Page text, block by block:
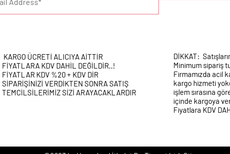
KARGO ÜCRETİ ALICIYA AİTTİR
FİYATLARA KDV DAHİL DEĞİLDİR..!
FİYATLAR KDV %20 + KDV DİR
SİPARİŞİNİZİ VERDİKTEN SONRA SATIŞ
TEMCİLSİLERİMİZ SİZİ ARAYACAKLARDIR
DİKKAT:
Minimum sipariş
Firmamızda acil
kargo hizmeti
işlem sırasına
içinde kargoya
Fiyatlara KDV